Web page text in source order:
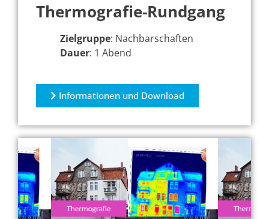
Thermografie-Rundgang
Zielgruppe: Nachbarschaften
Dauer: 1 Abend
Informationen und Download